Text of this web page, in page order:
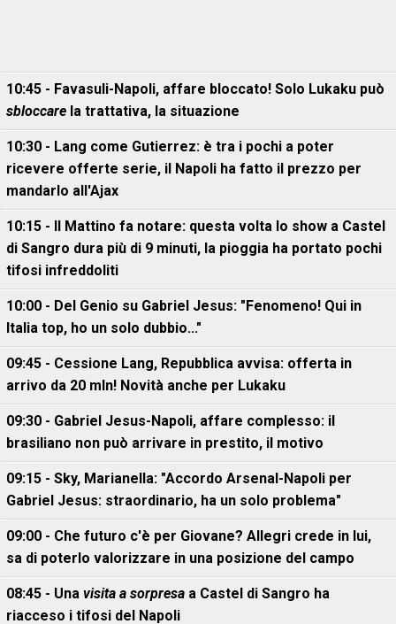
10:45 - Favasuli-Napoli, affare bloccato! Solo Lukaku può
sbloccare la trattativa, la situazione
10:30 - Lang come Gutierrez: è tra i pochi a poter
ricevere offerte serie, il Napoli ha fatto il prezzo per
mandarlo all'Ajax
10:15 - Il Mattino fa notare: questa volta lo show a Castel
di Sangro dura più di 9 minuti, la pioggia ha portato pochi
tifosi infreddoliti
10:00 - Del Genio su Gabriel Jesus: "Fenomeno! Qui in
Italia top, ho un solo dubbio..."
09:45 - Cessione Lang, Repubblica avvisa: offerta in
arrivo da 20 mln! Novità anche per Lukaku
09:30 - Gabriel Jesus-Napoli, affare complesso: il
brasiliano non può arrivare in prestito, il motivo
09:15 - Sky, Marianella: "Accordo Arsenal-Napoli per
Gabriel Jesus: straordinario, ha un solo problema"
09:00 - Che futuro c'è per Giovane? Allegri crede in lui,
sa di poterlo valorizzare in una posizione del campo
08:45 - Una visita a sorpresa a Castel di Sangro ha
riacceso i tifosi del Napoli